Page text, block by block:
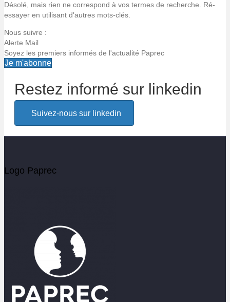
Désolé, mais rien ne correspond à vos termes de recherche. Ré-
essayer en utilisant d'autres mots-clés.
Nous suivre :
Alerte Mail
Soyez les premiers informés de l'actualité Paprec
Je m'abonne
Alerte email
Votre email
Restez informé sur linkedin
Suivez-nous sur linkedin
Logo Paprec